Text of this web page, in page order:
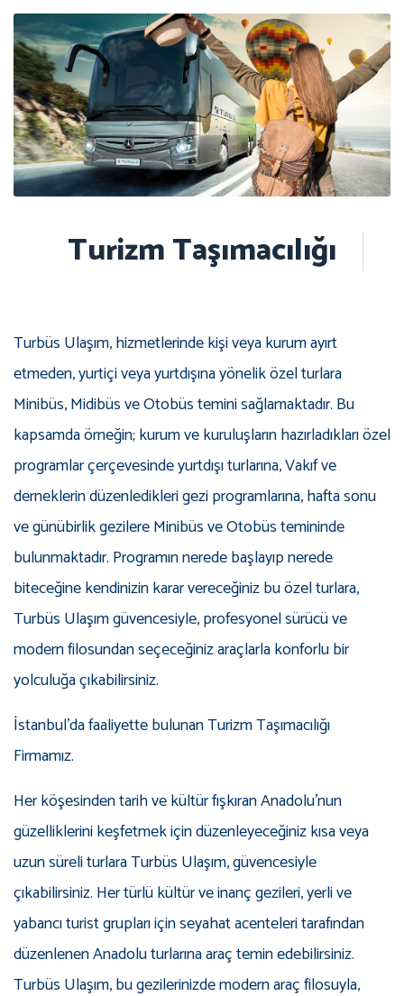
Turizm Taşımacılığı
Turbüs Ulaşım, hizmetlerinde kişi veya kurum ayırt
etmeden, yurtiçi veya yurtdışına yönelik özel turlara
Minibüs, Midibüs ve Otobüs temini sağlamaktadır. Bu
kapsamda örneğin; kurum ve kuruluşların hazırladıkları özel
programlar çerçevesinde yurtdışı turlarına, Vakıf ve
derneklerin düzenledikleri gezi programlarına, hafta sonu
ve günübirlik gezilere Minibüs ve Otobüs temininde
bulunmaktadır. Programın nerede başlayıp nerede
biteceğine kendinizin karar vereceğiniz bu özel turlara,
Turbüs Ulaşım güvencesiyle, profesyonel sürücü ve
modern filosundan seçeceğiniz araçlarla konforlu bir
yolculuğa çıkabilirsiniz.
İstanbul’da faaliyette bulunan Turizm Taşımacılığı
Firmamız.
Her köşesinden tarih ve kültür fışkıran Anadolu’nun
güzelliklerini keşfetmek için düzenleyeceğiniz kısa veya
uzun süreli turlara Turbüs Ulaşım, güvencesiyle
çıkabilirsiniz. Her türlü kültür ve inanç gezileri, yerli ve
yabancı turist grupları için seyahat acenteleri tarafından
düzenlenen Anadolu turlarına araç temin edebilirsiniz.
Turbüs Ulaşım, bu gezilerinizde modern araç filosuyla,